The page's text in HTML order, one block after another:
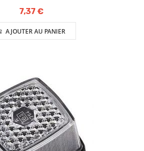
7,37 €
AJOUTER AU PANIER